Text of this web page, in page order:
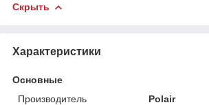
Скрыть
Характеристики
Основные
Производитель
Polair